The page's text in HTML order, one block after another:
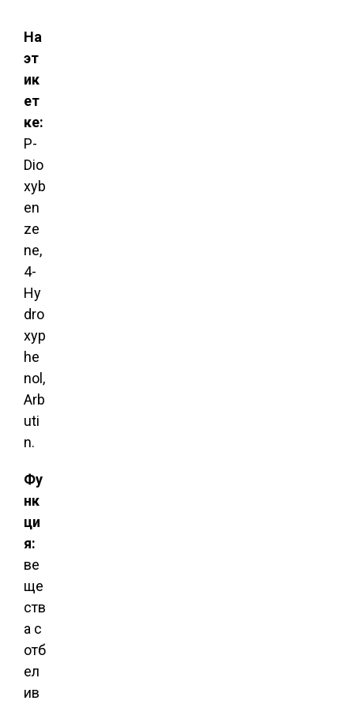
На
эт
ик
ет
ке:
P-
Dio
xyb
en
ze
ne,
4-
Hy
dro
xyp
he
nol,
Arb
uti
n.
Фу
нк
ци
я:
ве
ще
ств
а с
отб
ел
ив